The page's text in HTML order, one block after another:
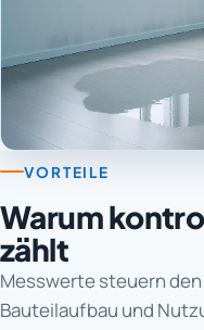
VORTEILE
Warum
zählt
Messwerte steuern den
Bauteilaufbau und